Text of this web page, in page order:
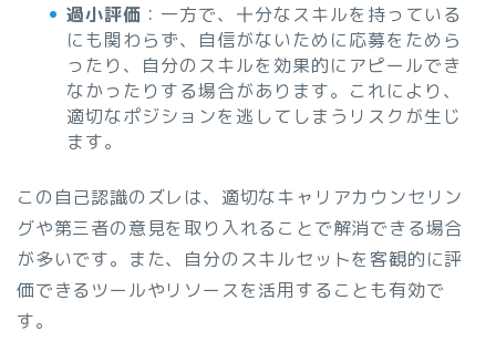
過小評価 ：一方で、十分なスキルを持っている
にも関わらず、自信がないために応募をためら
ったり、自分のスキルを効果的にアピールでき
なかったりする場合があります。これにより、
適切なポジションを逃してしまうリスクが生じ
ます。
この自己認識のズレは、適切なキャリアカウンセリン
グや第三者の意見を取り入れることで解消できる場合
が多いです。また、自分のスキルセットを客観的に評
価できるツールやリソースを活用することも有効で
す。